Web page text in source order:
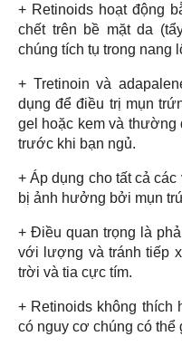
+ Retinoids hoạt động
chết trên bề mặt da
chúng tích tụ trong nang
+ Tretinoin và
dụng để điều trị mụn
gel hoặc kem và thường
trước khi bạn ngủ.
+ Áp dụng cho tất cả
bị ảnh hưởng bởi mụn
+ Điều quan trọng là
với lượng và tránh tiếp
trời và tia cực tím.
+ Retinoids không thích
có nguy cơ chúng có thể